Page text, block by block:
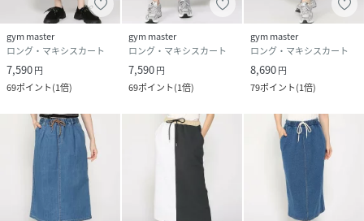
gym master
ロング・マキシスカート
7,590円
69ポイント(1倍)
gym master
ロング・マキシスカート
7,590円
69ポイント(1倍)
gym master
ロング・マキシスカート
8,690円
79ポイント(1倍)